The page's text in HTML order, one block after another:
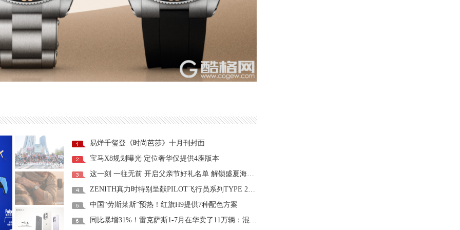
易烊千玺登《时尚芭莎》十月刊封面
宝马X8规划曝光 定位奢华仅提供4座版本
这一刻 一往无前 开启父亲节好礼名单 解锁盛夏海滨型格
ZENITH真力时特别呈献PILOT飞行员系列TYPE 20腕表致
中国“劳斯莱斯”预热！红旗H9提供7种配色方案
同比暴增31%！雷克萨斯1-7月在华卖了11万辆：混动占比34%